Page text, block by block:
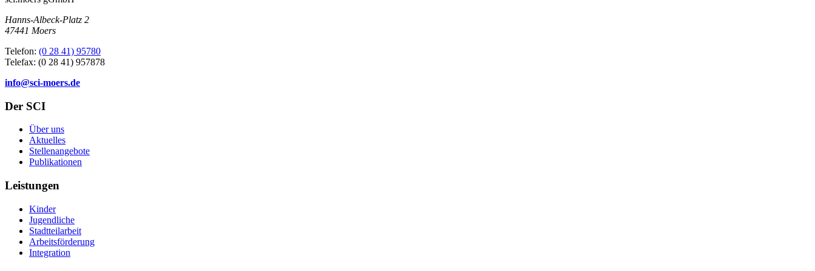
Hanns-Albeck-Platz 2
47441 Moers
Telefon: (0 28 41) 95780
Telefax: (0 28 41) 957878
info@sci-moers.de
Der SCI
Über uns
Aktuelles
Stellenangebote
Publikationen
Leistungen
Kinder
Jugendliche
Stadtteilarbeit
Arbeitsförderung
Integration